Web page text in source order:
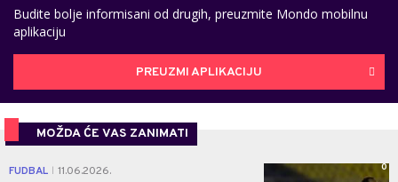
Budite bolje informisani od drugih, preuzmite Mondo mobilnu
aplikaciju
PREUZMI APLIKACIJU
MOŽDA ĆE VAS ZANIMATI
FUDBAL 11.06.2026. 0